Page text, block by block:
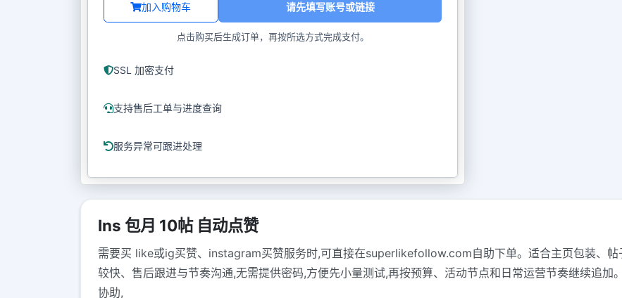
加入购物车 请先填写账号或链接
点击购买后生成订单，再按所选方式完成支付。
SSL 加密支付
支持售后工单与进度查询
服务异常可跟进处理
Ins 包月 10帖 自动点赞
需要买 like或ig买赞、instagram买赞服务时,可直接在superlikefollow.com自助下单。适合主页包装、帖
较快、售后跟进与节奏沟通,无需提供密码,方便先小量测试,再按预算、活动节点和日常运营节奏继续追加
协助,